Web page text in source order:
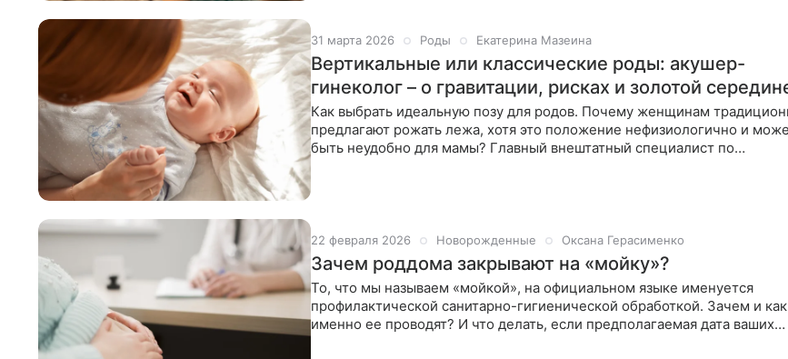
31 марта 2026 Роды Екатерина Мазеина
Вертикальные или классические роды: акушер-
гинеколог – о гравитации, рисках и золотой
Как выбрать идеальную позу для родов. Почему женщинам
предлагают рожать лежа, хотя это положение нефизиологично и
быть неудобно для мамы? Главный внештатный специалист по
22 февраля 2026 Новорожденные Оксана Герасименко
Зачем роддома закрывают на «мойку»?
То, что мы называем «мойкой», на официальном языке именуется
профилактической санитарно-гигиенической обработкой. Зачем и как
именно ее проводят? И что делать, если предполагаемая дата ваших